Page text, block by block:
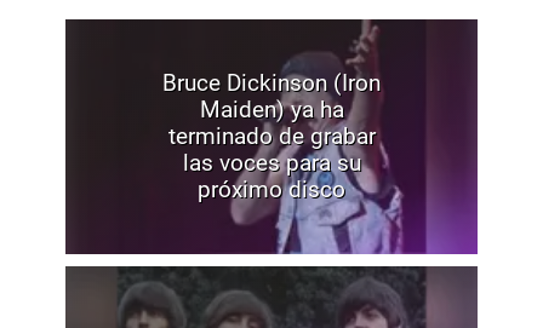
Bruce Dickinson (Iron
Maiden) ya ha
terminado de grabar
las voces para su
próximo disco